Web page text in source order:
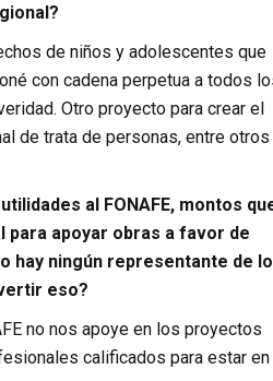
de niños y adolescentes que
con cadena perpetua a todos
Otro proyecto para crear el
de trata de personas, entre otros
al FONAFE, montos
para apoyar obras a favor de
hay ningún representante de
eso?
no nos apoye en los proyectos
calificados para estar en